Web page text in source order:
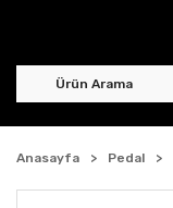
Anasayfa Pedal